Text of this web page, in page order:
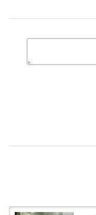
,
am alqalayid